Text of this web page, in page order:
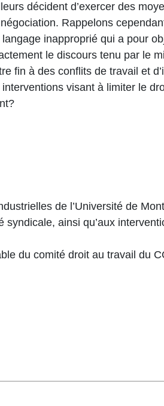
décident d’exercer des
Rappelons
inapproprié qui a pour
le discours tenu par le
fin à des conflits de travail et
visant à limiter le
de l’Université de
ainsi qu’aux
du comité droit au travail du